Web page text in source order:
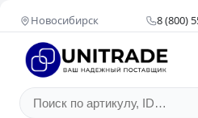
Новосибирск 8 (800)